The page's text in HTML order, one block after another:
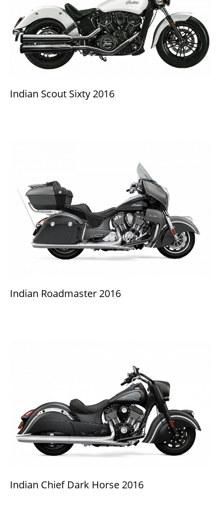
Indian Scout Sixty 2016
Indian Roadmaster 2016
Indian Chief Dark Horse 2016